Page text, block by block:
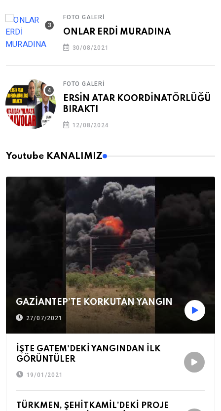
FOTO GALERI
ONLAR ERDİ MURADINA
30/08/2021
FOTO GALERI
ERSİN ATAR KOORDİNATÖRLÜĞÜ
BIRAKTI
12/08/2024
Youtube KANALIMIZ
GAZİANTEP’TE KORKUTAN YANGIN
27/07/2021
İŞTE GATEM'DEKİ YANGINDAN İLK
GÖRÜNTÜLER
19/01/2021
TÜRKMEN, ŞEHİTKAMİL’DEKİ PROJE